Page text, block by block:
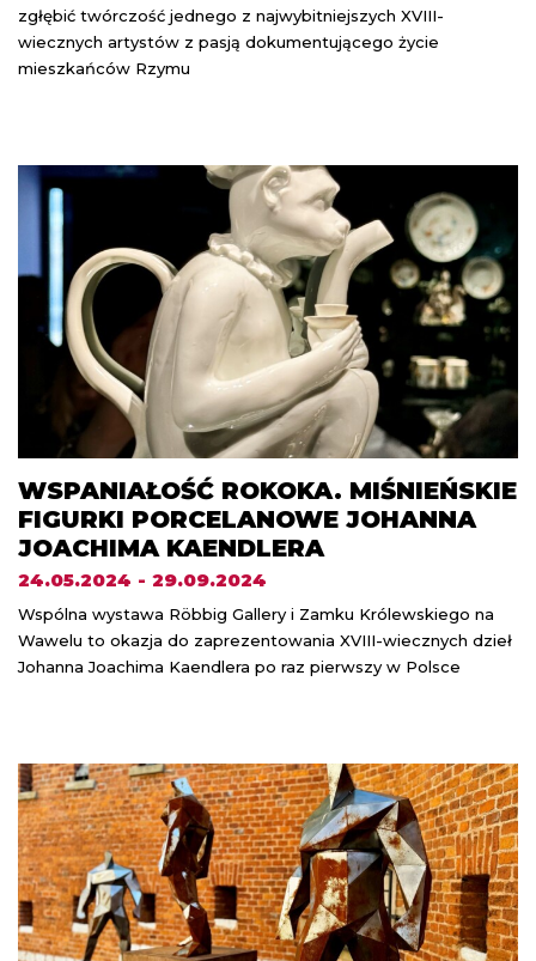
zgłębić twórczość jednego z najwybitniejszych XVIII-
wiecznych artystów z pasją dokumentującego życie
mieszkańców Rzymu
WSPANIAŁOŚĆ ROKOKA. MIŚNIEŃSKIE
FIGURKI PORCELANOWE JOHANNA
JOACHIMA KAENDLERA
24.05.2024 - 29.09.2024
Wspólna wystawa Röbbig Gallery i Zamku Królewskiego na
Wawelu to okazja do zaprezentowania XVIII-wiecznych dzieł
Johanna Joachima Kaendlera po raz pierwszy w Polsce